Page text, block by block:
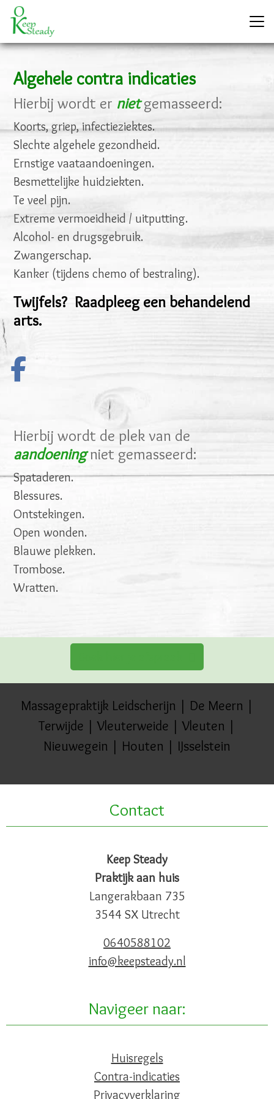
Algehele contra indicaties
Hierbij wordt er nietgemasseerd:
Koorts, griep, infectieziektes.
Slechte algehele gezondheid.
Ernstige vaataandoeningen.
Besmettelijke huidziekten.
Te veel pijn.
Extreme vermoeidheid / uitputting.
Alcohol- en drugsgebruik.
Zwangerschap.
Kanker (tijdens chemo of bestraling).
Twijfels? Raadpleeg een behandelend
arts.
Hierbij wordt de plek van de
aandoeningniet gemasseerd:
Spataderen.
Blessures.
Ontstekingen.
Open wonden.
Blauwe plekken.
Trombose.
Wratten.
Massagepraktijk Leidscherijn | De Meern |
Terwijde | Vleuterweide | Vleuten |
Nieuwegein | Houten | IJsselstein
Contact
Keep Steady
Praktijk aan huis
Langerakbaan 735
3544 SX Utrecht
0640588102
info@keepsteady.nl
Navigeer naar:
Huisregels
Contra-indicaties
Privacyverklaring